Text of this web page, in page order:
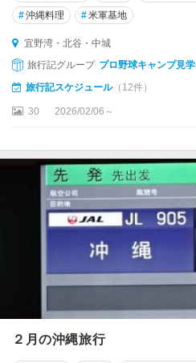
#沖縄料理 #米軍基地
宜野湾・北谷・中城
旅行記グループ プロ野球キャンプ見学
旅行記スケジュール（12件）
30 2026/02/06～
２月の沖縄旅行